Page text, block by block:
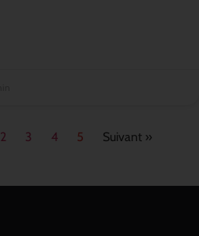
2 3 4 5 Suivant »